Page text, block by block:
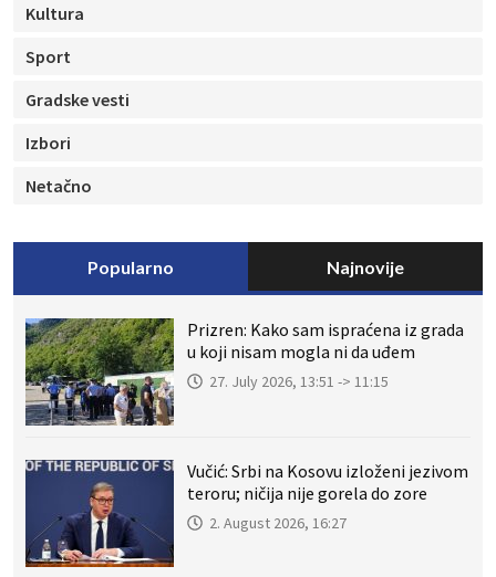
Kultura
Sport
Gradske vesti
Izbori
Netačno
Popularno Najnovije
Prizren: Kako sam ispraćena iz grada
u koji nisam mogla ni da uđem
27. July 2026, 13:51 -> 11:15
Vučić: Srbi na Kosovu izloženi jezivom
teroru; ničija nije gorela do zore
2. August 2026, 16:27